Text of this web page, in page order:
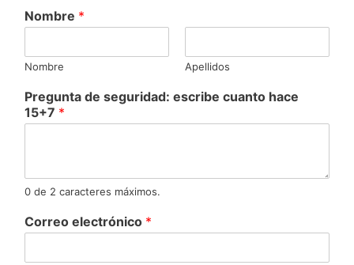
Nombre *
Nombre Apellidos
Pregunta de seguridad: escribe cuanto hace
15+7 *
0 de 2 caracteres máximos.
Correo electrónico *